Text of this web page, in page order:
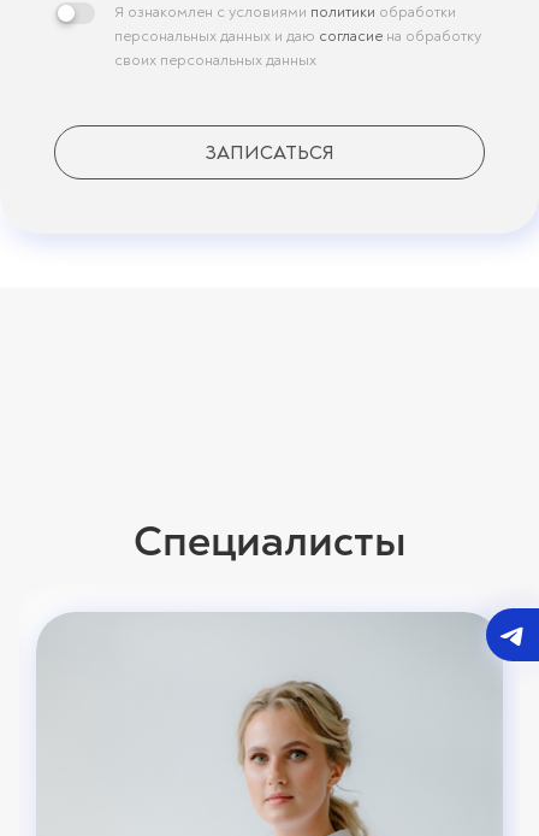
Я ознакомлен с условиями политики обработки
персональных данных и даю согласие на обработку
своих персональных данных
ЗАПИСАТЬСЯ
Специалисты